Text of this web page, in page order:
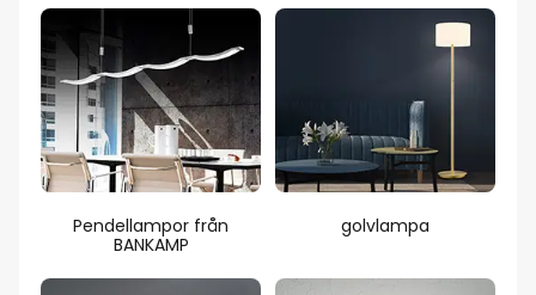
Pendellampor från
BANKAMP
golvlampa